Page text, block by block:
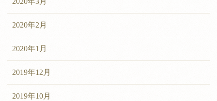
2020年2月
2020年1月
2019年12月
2019年10月